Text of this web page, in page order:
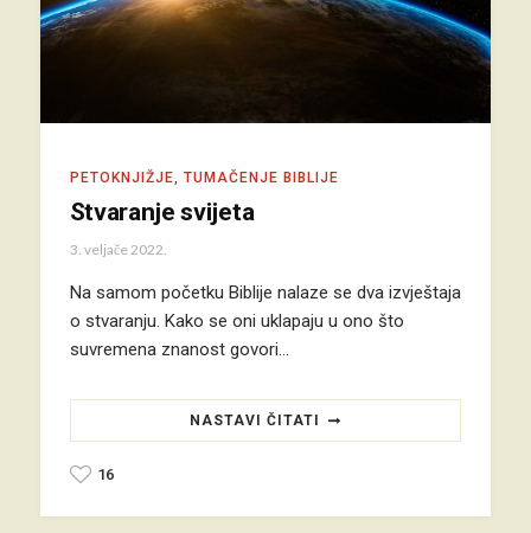
PETOKNJIŽJE, TUMAČENJE BIBLIJE
Stvaranje svijeta
3. veljače 2022.
Na samom početku Biblije nalaze se dva izvještaja
o stvaranju. Kako se oni uklapaju u ono što
suvremena znanost govori…
NASTAVI ČITATI
16